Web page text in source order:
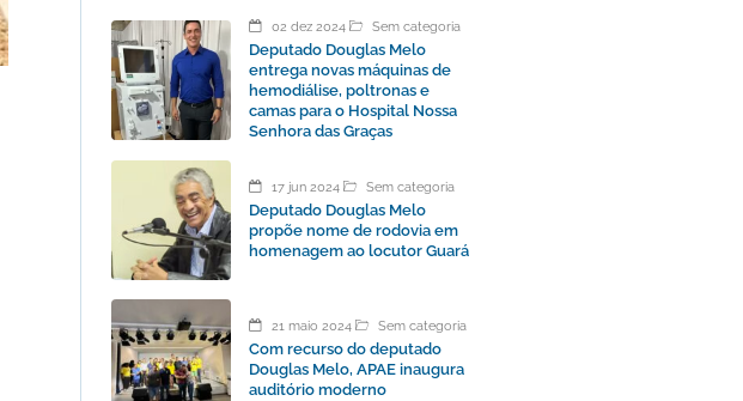
02 dez 2024 Sem categoria
Deputado Douglas Melo
entrega novas máquinas de
hemodiálise, poltronas e
camas para o Hospital Nossa
Senhora das Graças
17 jun 2024 Sem categoria
Deputado Douglas Melo
propõe nome de rodovia em
homenagem ao locutor Guará
21 maio 2024 Sem categoria
Com recurso do deputado
Douglas Melo, APAE inaugura
auditório moderno